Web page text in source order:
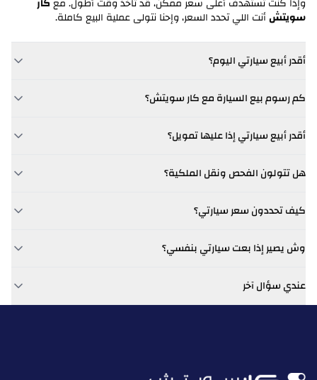
بورش
بروتون
رام
رنج روفر
رينو
رولز رويس
سويتشأنت اللي تحدد السعر، وإحنا نتولى عملية البيع كاملة.
أقدر أبيع سيارتي اليوم؟
كم رسوم بيع السيارة مع كار سويتش؟
أقدر أبيع سيارتي إذا عليها تمويل؟
هل تتولون الفحص ونقل الملكية؟
كيف تحددون سعر سيارتي؟
وش يصير إذا بعت سيارتي بنفسي؟
كار سويتش
عندي سؤال آخر